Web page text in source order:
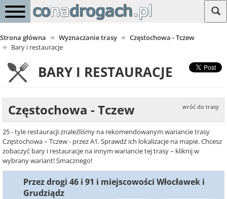
Strona główna Wyznaczanie trasy
Częstochowa - Tczew
Bary i restauracje
BARY I RESTAURACJE
Częstochowa - Tczew wróć do trasy
25 - tyle restauracji znaleźliśmy na rekomendowanym wariancie trasy
Częstochowa – Tczew - przez A1. Sprawdź ich lokalizacje na mapie. Chcesz
zobaczyć bary i restauracje na innym wariancie tej trasy – kliknij w
wybrany wariant! Smacznego!
Przez drogi 46 i 91 i miejscowości Włocławek i
Grudziądz